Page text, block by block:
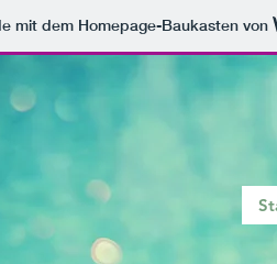
mit dem Homepage-Baukasten von